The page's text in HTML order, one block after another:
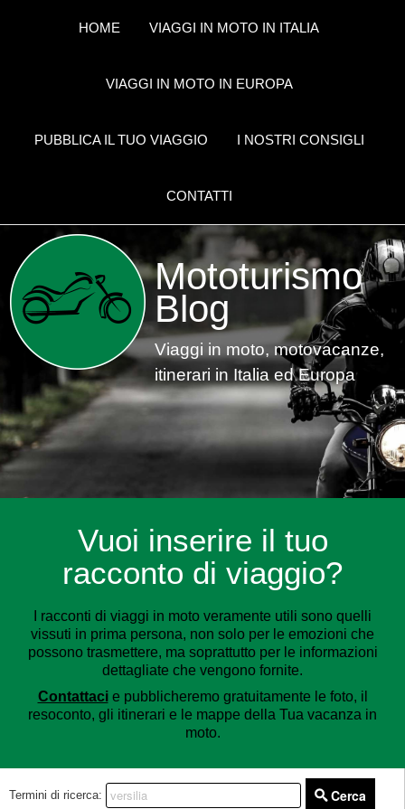
HOME VIAGGI IN MOTO IN ITALIA
VIAGGI IN MOTO IN EUROPA
PUBBLICA IL TUO VIAGGIO I NOSTRI CONSIGLI
CONTATTI
Mototurismo
Blog
Viaggi in moto, motovacanze,
itinerari in Italia ed Europa
Vuoi inserire il tuo
racconto di viaggio?
I racconti di viaggi in moto veramente utili sono quelli
vissuti in prima persona, non solo per le emozioni che
possono trasmettere, ma soprattutto per le informazioni
dettagliate che vengono fornite.
Contattacie pubblicheremo gratuitamente le foto, il
resoconto, gli itinerari e le mappe della Tua vacanza in
moto.
Termini di ricerca: Cerca